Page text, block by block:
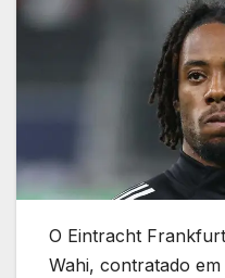
O Eintracht
Wahi, contratado